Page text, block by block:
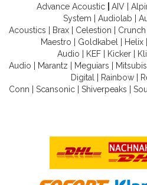
Advance Acoustic
AIV|
System | Audiolab |
Acoustics | Brax | Celestion | Crunch
Maestro | Goldkabel | Helix |
Audio | KEF| Kicker|
Audio | Marantz | Meguiars |
Digital | Rainbow|
Conn | Scansonic | Shiverpeaks |